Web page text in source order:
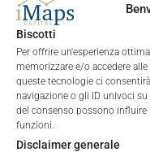
Biscotti
Per offrire un'esperienza
memorizzare e/o accedere
queste tecnologie ci
navigazione o gli ID univoci
del consenso possono influire
funzioni.
Disclaimer generale